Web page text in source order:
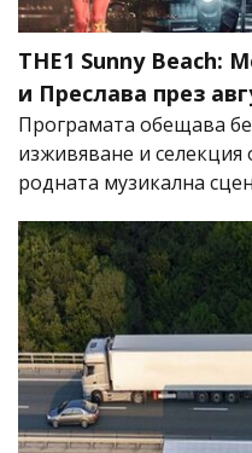
THE1 Sunny Beach:
и Преслава през
Програмата обещава
изживяване и
родната музикална